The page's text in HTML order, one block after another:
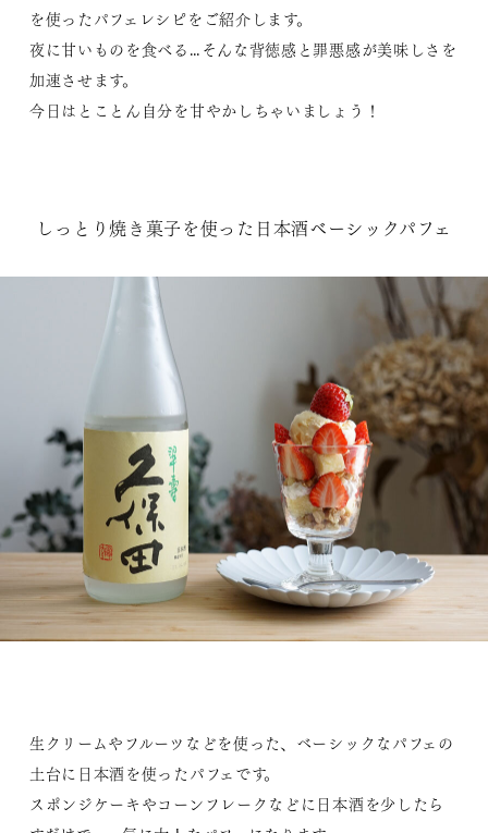
を使ったパフェレシピをご紹介します。
夜に甘いものを食べる…そんな背徳感と罪悪感が美味しさを
加速させます。
今日はとことん自分を甘やかしちゃいましょう！
しっとり焼き菓子を使った日本酒ベーシックパフェ
生クリームやフルーツなどを使った、ベーシックなパフェの
土台に日本酒を使ったパフェです。
スポンジケーキやコーンフレークなどに日本酒を少したら